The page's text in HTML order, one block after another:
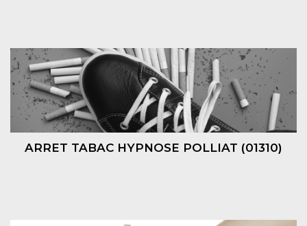
ARRET TABAC HYPNOSE POLLIAT (01310)